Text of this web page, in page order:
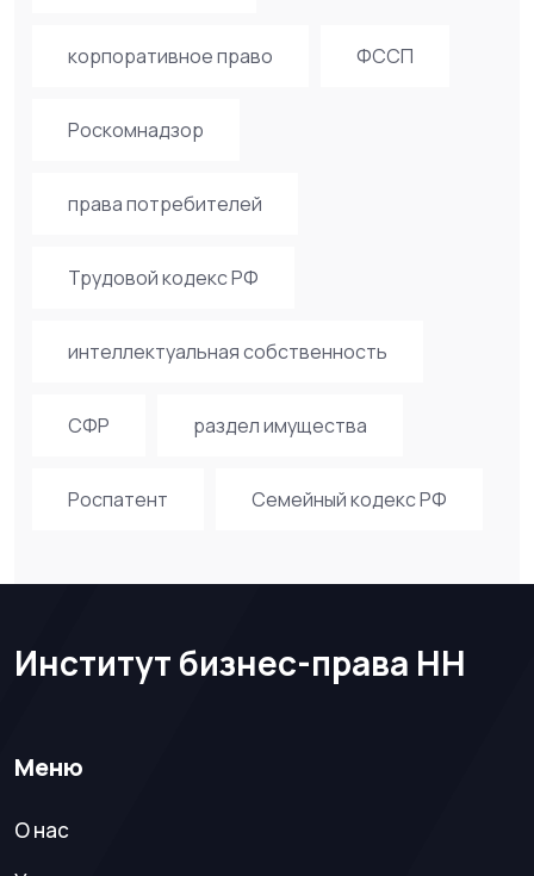
корпоративное право ФССП
Роскомнадзор
права потребителей
Трудовой кодекс РФ
интеллектуальная собственность
СФР раздел имущества
Роспатент Семейный кодекс РФ
Институт бизнес-права НН
Меню
О нас